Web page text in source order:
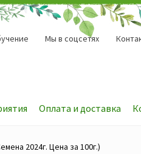
Мы в соцсетях
Оплата и доставка
2024г. Цена за 100г.)